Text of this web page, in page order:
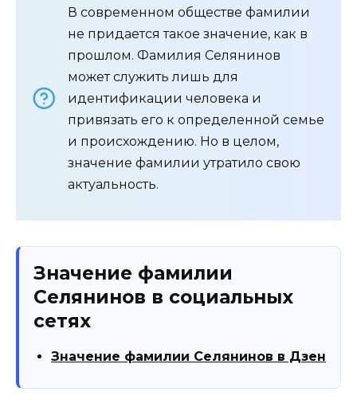
В современном обществе фамилии
не придается такое значение, как в
прошлом. Фамилия Селянинов
может служить лишь для
идентификации человека и
привязать его к определенной семье
и происхождению. Но в целом,
значение фамилии утратило свою
актуальность.
Значение фамилии
Селянинов в социальных
сетях
Значение фамилии Селянинов в Дзен